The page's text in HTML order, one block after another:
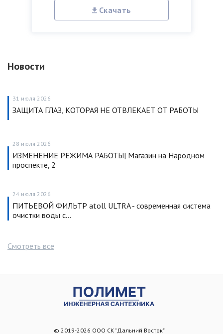
Скачать
Новости
31 июля 2026
ЗАЩИТА ГЛАЗ, КОТОРАЯ НЕ ОТВЛЕКАЕТ ОТ РАБОТЫ
28 июля 2026
ИЗМЕНЕНИЕ РЕЖИМА РАБОТЫ| Магазин на Народном
проспекте, 2
24 июля 2026
ПИТЬЕВОЙ ФИЛЬТР atoll ULTRA - современная система
очистки воды с…
Смотреть все
© 2019-2026 ООО СК "Дальний Восток"